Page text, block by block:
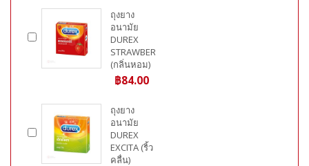
ถุงยาง
อนามัย
DUREX
STRAWBERRY
(กลิ่นหอม)
฿84.00
ถุงยาง
อนามัย
DUREX
EXCITA (ริ้ว
คลื่น)